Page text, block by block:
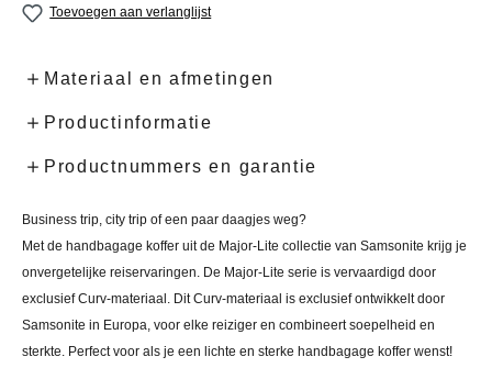
Toevoegen aan verlanglijst
Materiaal en afmetingen
Productinformatie
Productnummers en garantie
Business trip, city trip of een paar daagjes weg?
Met de handbagage koffer uit de Major-Lite collectie van Samsonite krijg je
onvergetelijke reiservaringen. De Major-Lite serie is vervaardigd door
exclusief Curv-materiaal. Dit Curv-materiaal is exclusief ontwikkelt door
Samsonite in Europa, voor elke reiziger en combineert soepelheid en
sterkte. Perfect voor als je een lichte en sterke handbagage koffer wenst!